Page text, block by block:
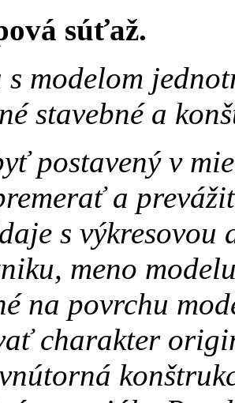
súťaž.
s modelom
stavebné a
postavený v
a
s výkresovou
meno
na povrchu
charakter